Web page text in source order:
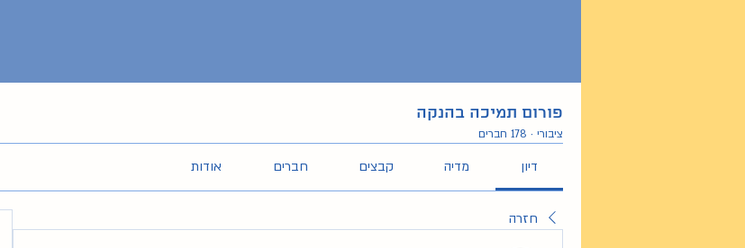
פורום תמיכה בהנקה
ציבורי · 178 חברים
דיון מדיה קבצים חברים אודות
חזרה